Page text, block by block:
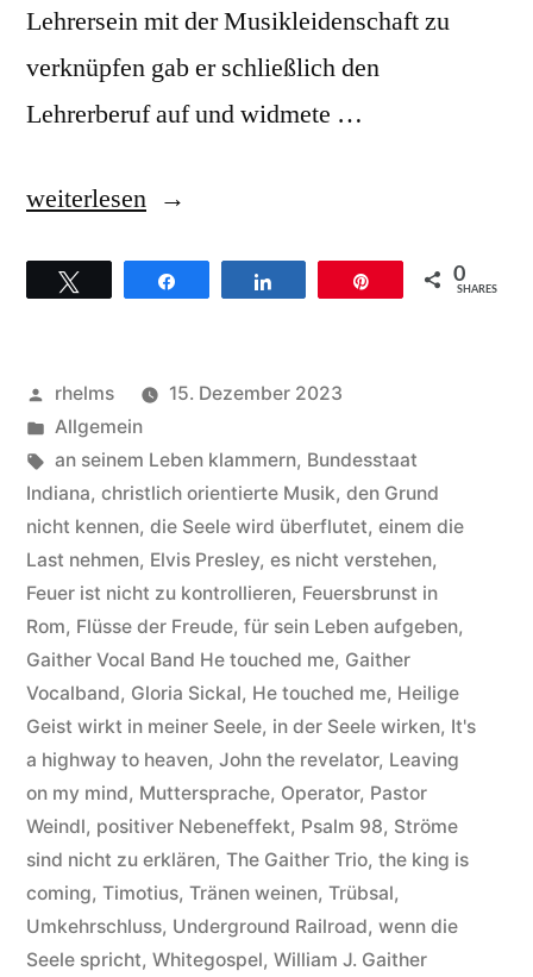
Lehrersein mit der Musikleidenschaft zu
verknüpfen gab er schließlich den
Lehrerberuf auf und widmete …
„Gaither
Band
Hintergründe
zum
Song
Rivers
of
joy“
weiterlesen
0
SHARES
Veröffentlicht
von
rhelms
15. Dezember 2023
Veröffentlicht
unter
Allgemein
Schlagwörter:
an seinem Leben klammern, Bundesstaat
Indiana, christlich orientierte Musik, den Grund
nicht kennen, die Seele wird überflutet, einem die
Last nehmen, Elvis Presley, es nicht verstehen,
Feuer ist nicht zu kontrollieren, Feuersbrunst in
Rom, Flüsse der Freude, für sein Leben aufgeben,
Gaither Vocal Band He touched me, Gaither
Vocalband, Gloria Sickal, He touched me, Heilige
Geist wirkt in meiner Seele, in der Seele wirken, It's
a highway to heaven, John the revelator, Leaving
on my mind, Muttersprache, Operator, Pastor
Weindl, positiver Nebeneffekt, Psalm 98, Ströme
sind nicht zu erklären, The Gaither Trio, the king is
coming, Timotius, Tränen weinen, Trübsal,
Umkehrschluss, Underground Railroad, wenn die
Seele spricht, Whitegospel, William J. Gaither